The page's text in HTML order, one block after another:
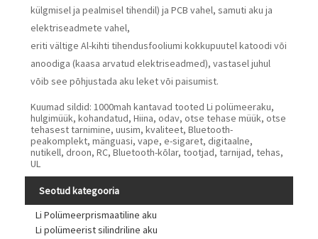
külgmisel ja pealmisel tihendil) ja PCB vahel, samuti aku ja
elektriseadmete vahel,
eriti vältige Al-kihti tihendusfooliumi kokkupuutel katoodi või
anoodiga (kaasa arvatud elektriseadmed), vastasel juhul
võib see põhjustada aku leket või paisumist.
Kuumad sildid: 1000mah kantavad tooted Li polümeeraku,
hulgimüük, kohandatud, Hiina, odav, otse tehase müük, otse
tehasest tarnimine, uusim, kvaliteet, Bluetooth-
peakomplekt, mänguasi, vape, e-sigaret, digitaalne,
nutikell, droon, RC, Bluetooth-kõlar, tootjad, tarnijad, tehas,
UL
Seotud kategooria
Li Polümeerprismaatiline aku
Li polümeerist silindriline aku